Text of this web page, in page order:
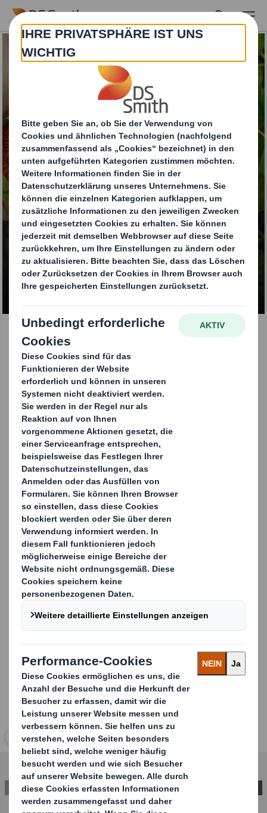
Skip to main content
Wellpappschalen für
Obst & Gemüse
KONTAKTIEREN SIE UNS
Wellpappschalen für
Obst & Gemüse
Um unsere Kunden auf dem Weg zurKreislaufwirtschaft
zu unterstützen haben wir ein Sortiment an
Wellpappschalen für Obst & Gemüse entwickelt.
Verbraucherinnen und Verbraucher wünschen sich
frisches Obst und Gemüse und wollen dies in
Verpackungen kaufen, die die Umwelt schonen.
Unsere Lösungen aus Wellpappe sind vollständig
recycelbar und setzen Ihr Produkt eindrucksvoll in
Szene. Entdecken Sie unsere Lösungen für
Tomaten, Pilzeoder wenden Sie sich für eine
maßgeschneiderte Lösung mit Ihrer individuellen
Carousel. Use previous and next buttons to move
Klicken Sie zum Vergrößern des Bildes